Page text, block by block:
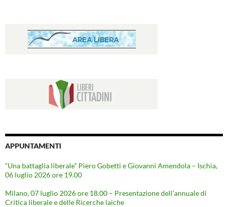
APPUNTAMENTI
“Una battaglia liberale” Piero Gobetti e Giovanni Amendola – Ischia,
06 luglio 2026 ore 19.00
Milano, 07 luglio 2026 ore 18.00 – Presentazione dell’annuale di
Critica liberale e delle Ricerche laiche